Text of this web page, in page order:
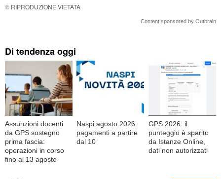
© RIPRODUZIONE VIETATA
Content sponsored by Outbrain
Di tendenza oggi
Assunzioni docenti
da GPS sostegno
prima fascia:
operazioni in corso
fino al 13 agosto
Naspi agosto 2026:
pagamenti a partire
dal 10
GPS 2026: il
punteggio è sparito
da Istanze Online,
dati non autorizzati